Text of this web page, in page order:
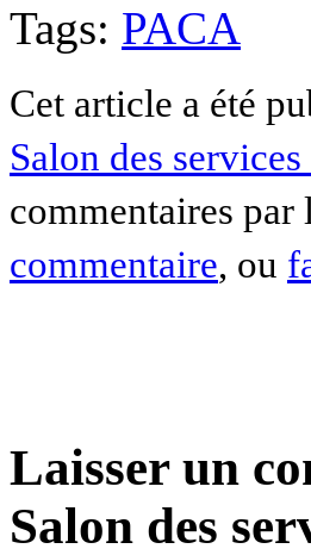
Tags: PACA
Cet article a été
Salon des
commentaires
commentaire, ou
Laisser un
Salon des